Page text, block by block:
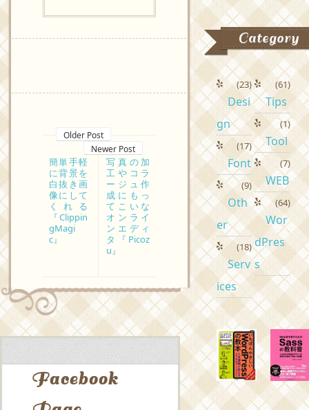
Older Post
Newer Post
写真の加
工やコラ
ージュ作
成にもっ
てこいな
オンライ
ンエディ
タ『Picoz
u』
簡単手軽
に背景を
白抜き画
像にして
くれる
『Clippin
gMagi
c』
Facebook
Category
Desi
gn
(23)
Font
(17)
Oth
er
(9)
Serv
ices
(18)
Tips
(61)
Tool
(1)
WEB
(7)
Wor
dPres
s
(64)